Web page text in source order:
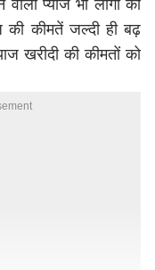
प्याज भी लोगों को
कीमतें जल्दी ही बढ़
खरीदी की कीमतों को